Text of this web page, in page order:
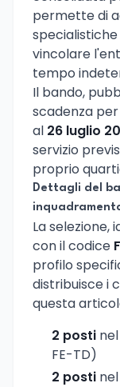
permette di
vincolare
tempo
Il bando,
scadenza
al 26 luglio
servizio
proprio
Dettagli del
La
con il codice
profilo
distribuisce i
questa
2 posti
FE-TD)
2 posti